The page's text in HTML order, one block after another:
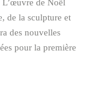
de la sculpture et
des nouvelles
pour la première